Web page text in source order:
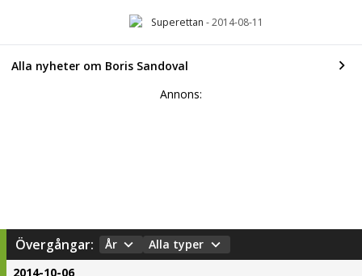
Superettan -2014-08-11
Alla nyheter om Boris Sandoval
Annons:
Övergångar: År
Alla typer
2014-10-06